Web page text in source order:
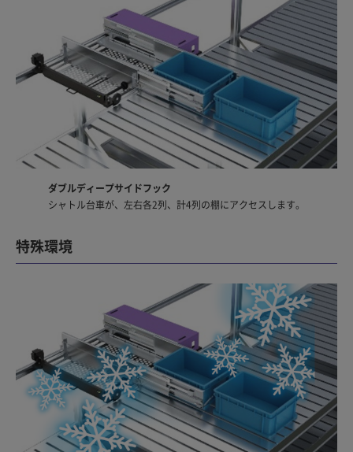
ダブルディープサイドフック
シャトル台車が、左右各2列、計4列の棚にアクセスします。
特殊環境